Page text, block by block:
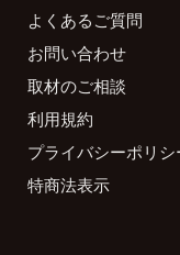
よくあるご質問
お問い合わせ
取材のご相談
利用規約
プライバシーポリシ
特商法表示